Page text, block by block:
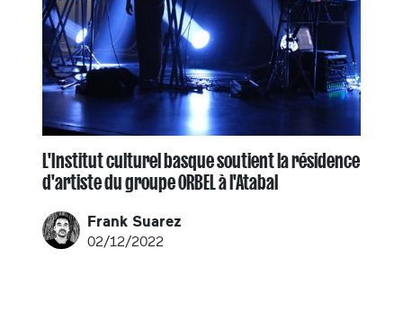
L'Institut culturel basque soutient la résidence
d'artiste du groupe ORBEL à l'Atabal
Frank Suarez
02/12/2022